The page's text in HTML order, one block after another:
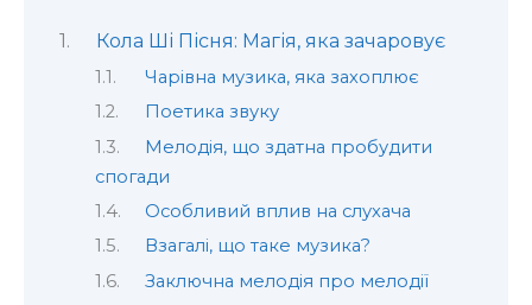
Кола Ші Пісня: Магія, яка зачаровує
Чарівна музика, яка захоплює
Поетика звуку
Мелодія, що здатна пробудити
спогади
Особливий вплив на слухача
Взагалі, що таке музика?
Заключна мелодія про мелодії